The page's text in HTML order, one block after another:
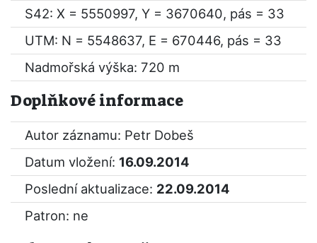
S42: X = 5550997, Y = 3670640, pás = 33
UTM: N = 5548637, E = 670446, pás = 33
Nadmořská výška: 720 m
Doplňkové informace
Autor záznamu: Petr Dobeš
Datum vložení: 16.09.2014
Poslední aktualizace: 22.09.2014
Patron: ne